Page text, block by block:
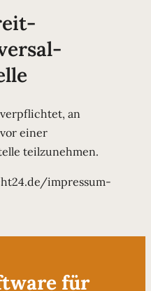
an
einer
teilzunehmen.
impressum-
für